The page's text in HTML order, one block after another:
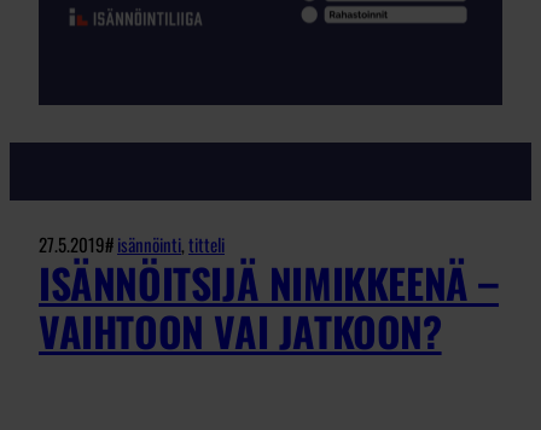
27.5.2019#isännöinti, titteli
ISÄNNÖITSIJÄ NIMIKKEENÄ –
VAIHTOON VAI JATKOON?